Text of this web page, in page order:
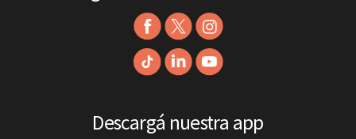
Descargá nuestra app